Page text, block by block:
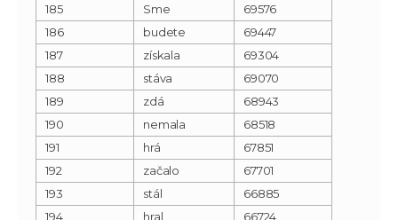
185
Sme
69576
186
budete
69447
187
získala
69304
188
stáva
69070
189
zdá
68943
190
nemala
68518
191
hrá
67851
192
začalo
67701
193
stál
66885
194
hral 66724